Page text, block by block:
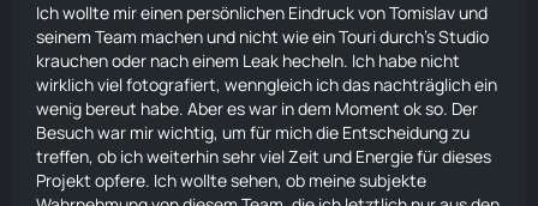
Ich wollte mir einen persönlichen Eindruck von Tomislav und
seinem Team machen und nicht wie ein Touri durch's Studio
krauchen oder nach einem Leak hecheln. Ich habe nicht
wirklich viel fotografiert, wenngleich ich das nachträglich ein
wenig bereut habe. Aber es war in dem Moment ok so. Der
Besuch war mir wichtig, um für mich die Entscheidung zu
treffen, ob ich weiterhin sehr viel Zeit und Energie für dieses
Projekt opfere. Ich wollte sehen, ob meine subjekte